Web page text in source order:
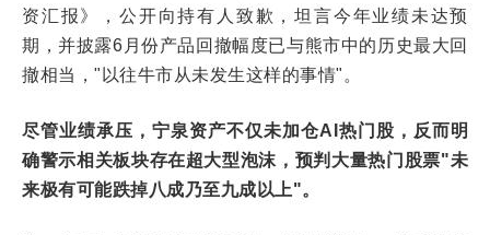
资汇报》，公开向持有人致歉，坦言今年业绩未达预
期，并披露6月份产品回撤幅度已与熊市中的历史最大回
撤相当，"以往牛市从未发生这样的事情"。
尽管业绩承压，宁泉资产不仅未加仓AI热门股，反而明
确警示相关板块存在超大型泡沫，预判大量热门股票"未
来极有可能跌掉八成乃至九成以上"。